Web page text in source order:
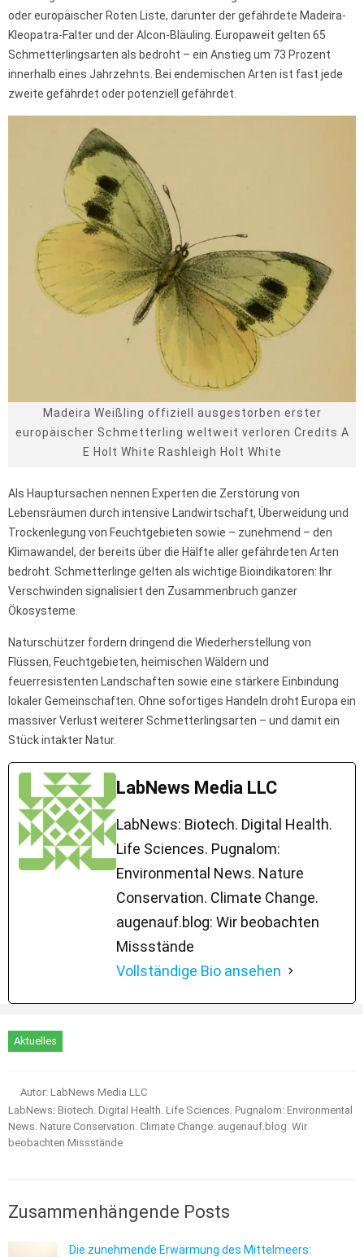
oder europäischer Roten Liste, darunter der gefährdete Madeira-
Kleopatra-Falter und der Alcon-Bläuling. Europaweit gelten 65
Schmetterlingsarten als bedroht – ein Anstieg um 73 Prozent
innerhalb eines Jahrzehnts. Bei endemischen Arten ist fast jede
zweite gefährdet oder potenziell gefährdet.
Madeira Weißling offiziell ausgestorben erster
europäischer Schmetterling weltweit verloren Credits A
E Holt White Rashleigh Holt White
Als Hauptursachen nennen Experten die Zerstörung von
Lebensräumen durch intensive Landwirtschaft, Überweidung und
Trockenlegung von Feuchtgebieten sowie – zunehmend – den
Klimawandel, der bereits über die Hälfte aller gefährdeten Arten
bedroht. Schmetterlinge gelten als wichtige Bioindikatoren: Ihr
Verschwinden signalisiert den Zusammenbruch ganzer
Ökosysteme.
Naturschützer fordern dringend die Wiederherstellung von
Flüssen, Feuchtgebieten, heimischen Wäldern und
feuerresistenten Landschaften sowie eine stärkere Einbindung
lokaler Gemeinschaften. Ohne sofortiges Handeln droht Europa ein
massiver Verlust weiterer Schmetterlingsarten – und damit ein
Stück intakter Natur.
LabNews Media LLC
LabNews: Biotech. Digital Health.
Life Sciences. Pugnalom:
Environmental News. Nature
Conservation. Climate Change.
augenauf.blog: Wir beobachten
Missstände
Vollständige Bio ansehen
Aktuelles
Autor: LabNews Media LLC
LabNews: Biotech. Digital Health. Life Sciences. Pugnalom: Environmental
News. Nature Conservation. Climate Change. augenauf.blog: Wir
beobachten Missstände
Zusammenhängende Posts
Die zunehmende Erwärmung des Mittelmeers: